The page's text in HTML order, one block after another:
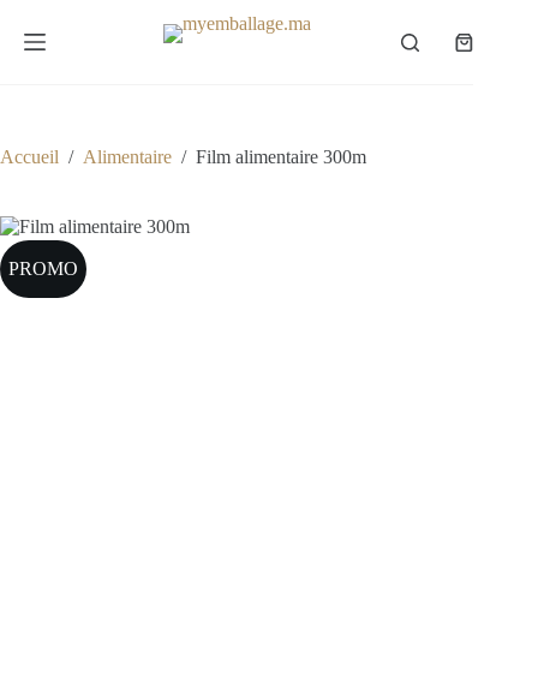
contenu
Panier
Accueil / Alimentaire / Film alimentaire 300m
PROMO